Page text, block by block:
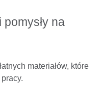
pomysły na
materiałów, które